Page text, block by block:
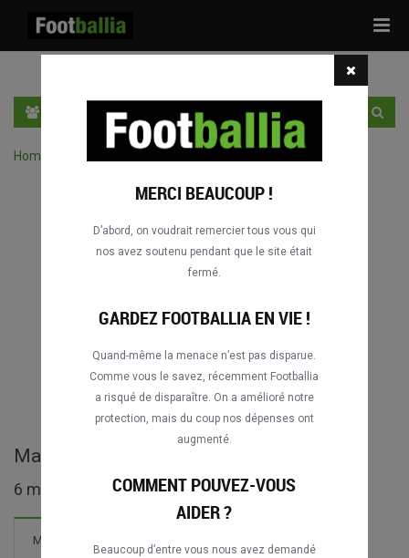
Home
Matches complets de ÖFB-Cup
6 matches trouvés
Matches
MERCI BEAUCOUP !
D’abord, on voudrait remercier tous vous qui
nos avez soutenu pendant que le site était
fermé.
GARDEZ FOOTBALLIA EN VIE !
Quand-même la menace n’est pas disparue.
Comme vous le savez, récemment Footballia
a risqué de disparaître. On a amélioré notre
protection, mais du coup nos dépenses ont
augmenté.
COMMENT POUVEZ-VOUS
AIDER ?
Beaucoup d’entre vous nous avez demandé